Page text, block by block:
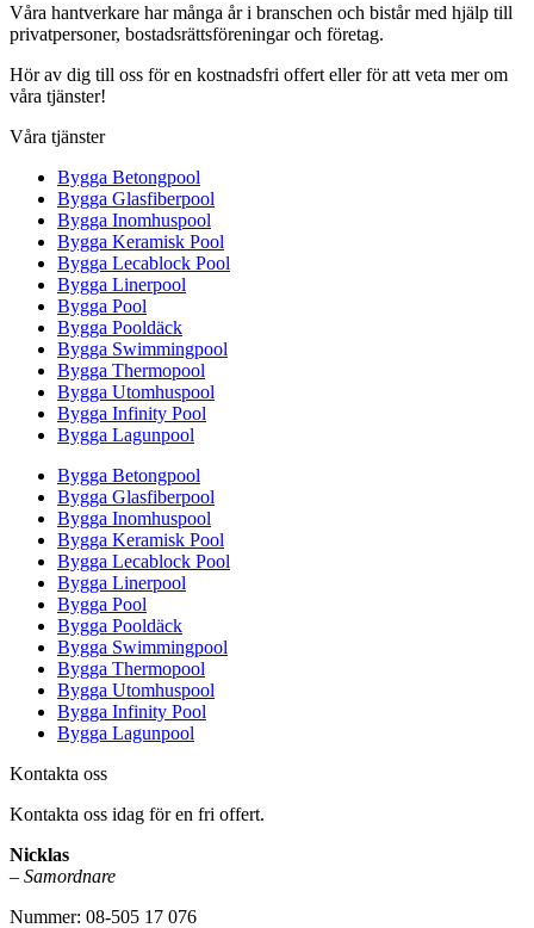
Våra hantverkare har många år i branschen och bistår med hjälp till
privatpersoner, bostadsrättsföreningar och företag.
Hör av dig till oss för en kostnadsfri offert eller för att veta mer om
våra tjänster!
Våra tjänster
Bygga Betongpool
Bygga Glasfiberpool
Bygga Inomhuspool
Bygga Keramisk Pool
Bygga Lecablock Pool
Bygga Linerpool
Bygga Pool
Bygga Pooldäck
Bygga Swimmingpool
Bygga Thermopool
Bygga Utomhuspool
Bygga Infinity Pool
Bygga Lagunpool
Bygga Betongpool
Bygga Glasfiberpool
Bygga Inomhuspool
Bygga Keramisk Pool
Bygga Lecablock Pool
Bygga Linerpool
Bygga Pool
Bygga Pooldäck
Bygga Swimmingpool
Bygga Thermopool
Bygga Utomhuspool
Bygga Infinity Pool
Bygga Lagunpool
Kontakta oss
Kontakta oss idag för en fri offert.
Nicklas
– Samordnare
Nummer: 08-505 17 076